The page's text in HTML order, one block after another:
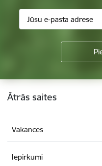
Kājene
Ātrās saites
Vakances
Iepirkumi